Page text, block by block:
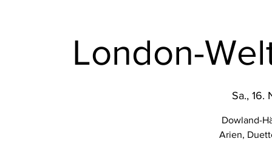
London-
Sa., 16.
Dowland-
Arien,